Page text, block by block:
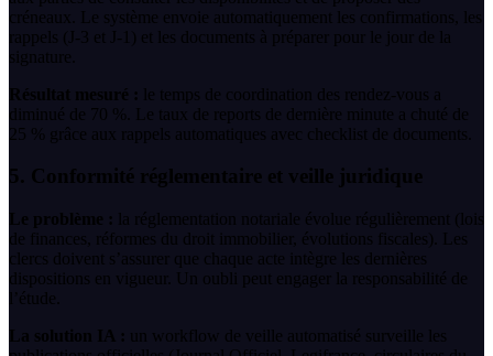
créneaux. Le système envoie automatiquement les confirmations, les
rappels (J-3 et J-1) et les documents à préparer pour le jour de la
signature.
Résultat mesuré :
le temps de coordination des rendez-vous a
diminué de 70 %. Le taux de reports de dernière minute a chuté de
25 % grâce aux rappels automatiques avec checklist de documents.
5. Conformité réglementaire et veille juridique
Le problème :
la réglementation notariale évolue régulièrement (lois
de finances, réformes du droit immobilier, évolutions fiscales). Les
clercs doivent s’assurer que chaque acte intègre les dernières
dispositions en vigueur. Un oubli peut engager la responsabilité de
l’étude.
La solution IA : un workflow de veille automatisé surveille les